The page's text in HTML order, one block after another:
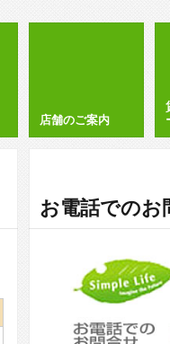
店舗のご案内
お電話でのお